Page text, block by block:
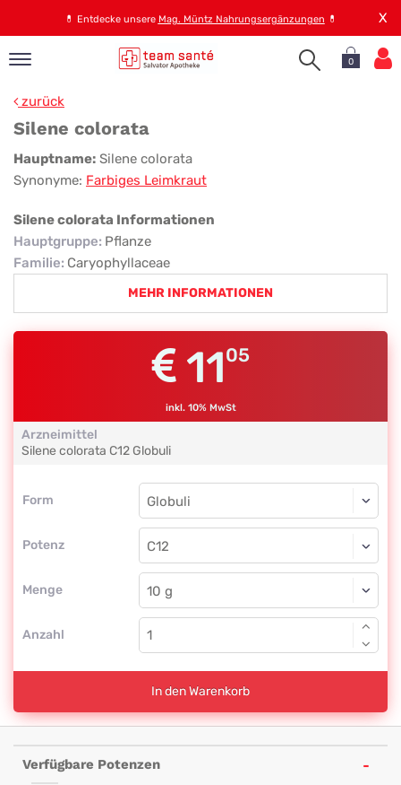
💊 Entdecke unsere Mag. Müntz Nahrungsergänzungen 💊 X
0
zurück
Silene colorata
Silene
colorata
Hauptname: Silene colorata
Synonyme: Farbiges Leimkraut
Silene colorata Informationen
Hauptgruppe: Pflanze
Familie: Caryophyllaceae
MEHR INFORMATIONEN
1105
inkl. 10% MwSt
Arzneimittel
Silene colorata C12 Globuli
Form
Form
Potenz
Globuli
C12
Menge
Globuli
Anzahl
In den Warenkorb
Verfügbare Potenzen